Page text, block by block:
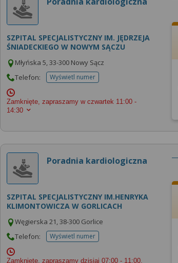
SZPITAL SPECJALISTYCZNY IM. JĘDRZEJA
ŚNIADECKIEGO W NOWYM SĄCZU
Młyńska 5, 33-300 Nowy Sącz
Telefon:
Wyświetl numertelefonu do placowki
Zamknięte, zapraszamy w czwartek 11:00 -
14:30
Poradnia kardiologiczna
SZPITAL SPECJALISTYCZNY IM.HENRYKA
KLIMONTOWICZA W GORLICACH
Węgierska 21, 38-300 Gorlice
Telefon:
Wyświetl numertelefonu do placowki
Zamknięte, zapraszamy dzisiaj 07:00 - 11:00,